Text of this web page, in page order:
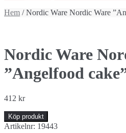
Hem / Nordic Ware Nordic Ware
Nordic Ware
”Angelfood
412 kr
Köp produkt
Artikelnr: 19443